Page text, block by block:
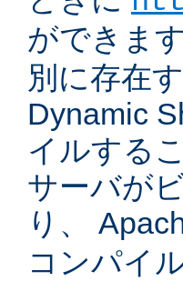
ができま
別に存在
Dynamic
イルする
サーバが
り、
コンパイ